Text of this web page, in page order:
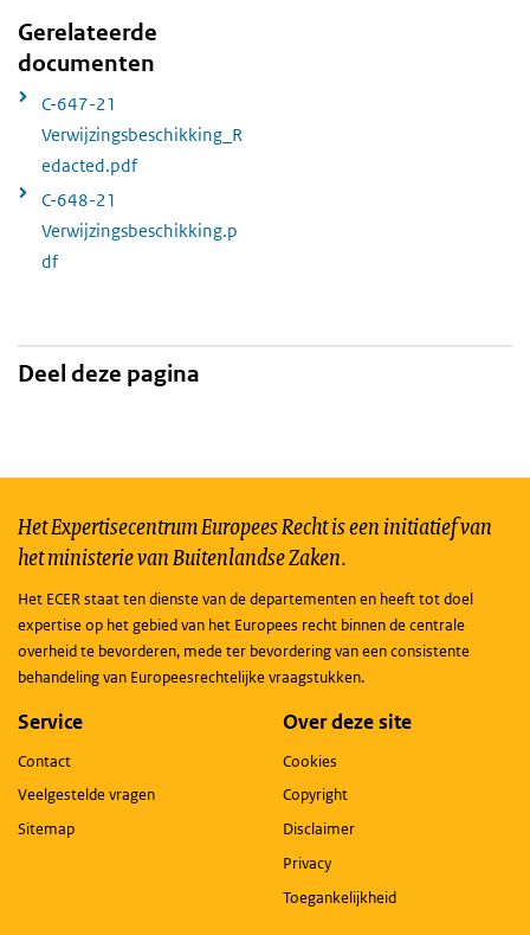
Gerelateerde
documenten
C-647-21
Verwijzingsbeschikking_R
edacted.pdf
C-648-21
Verwijzingsbeschikking.p
df
Deel deze pagina
Het Expertisecentrum Europees Recht is een initiatief van
het ministerie van Buitenlandse Zaken.
Het ECER staat ten dienste van de departementen en heeft tot doel
expertise op het gebied van het Europees recht binnen de centrale
overheid te bevorderen, mede ter bevordering van een consistente
behandeling van Europeesrechtelijke vraagstukken.
Service
Contact
Veelgestelde vragen
Sitemap
Over deze site
Cookies
Copyright
Disclaimer
Privacy
Toegankelijkheid